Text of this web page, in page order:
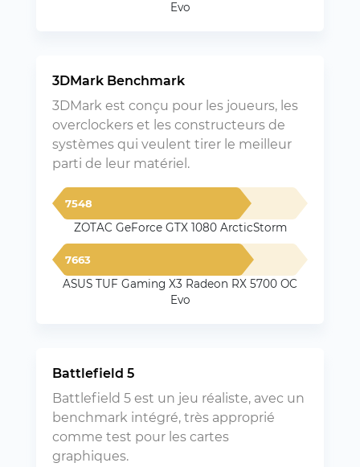
Evo
3DMark Benchmark
3DMark est conçu pour les joueurs, les
overclockers et les constructeurs de
systèmes qui veulent tirer le meilleur
parti de leur matériel.
7548
ZOTAC GeForce GTX 1080 ArcticStorm
7663
ASUS TUF Gaming X3 Radeon RX 5700 OC
Evo
Battlefield 5
Battlefield 5 est un jeu réaliste, avec un
benchmark intégré, très approprié
comme test pour les cartes
graphiques.